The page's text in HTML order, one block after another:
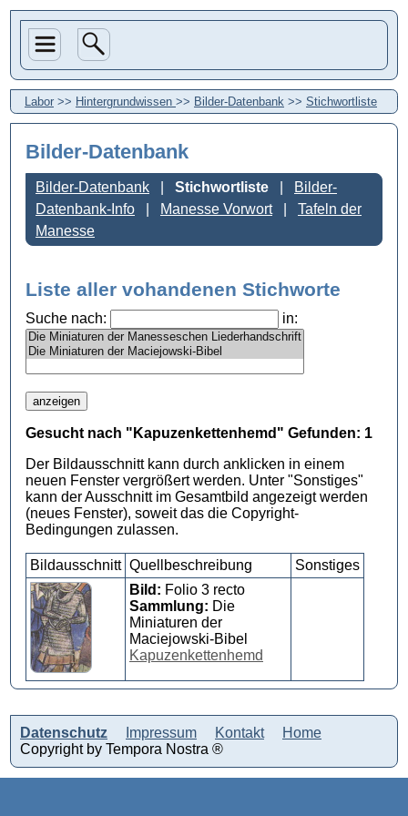
Labor >> Hintergrundwissen >> Bilder-Datenbank >> Stichwortliste
Bilder-Datenbank
Bilder-Datenbank Stichwortliste
Bilder-
Datenbank-Info
Manesse Vorwort
Tafeln der
Manesse
Liste aller vohandenen Stichworte
Suche nach: in:
Gesucht nach "Kapuzenkettenhemd" Gefunden: 1
Der Bildausschnitt kann durch anklicken in einem
neuen Fenster vergrößert werden. Unter "Sonstiges"
kann der Ausschnitt im Gesamtbild angezeigt werden
(neues Fenster), soweit das die Copyright-
Bedingungen zulassen.
Bildausschnitt Quellbeschreibung
Sonstiges
Bild: Folio 3 recto
Sammlung: Die
Miniaturen der
Maciejowski-Bibel
Kapuzenkettenhemd
Datenschutz Impressum Kontakt
Home
Copyright by Tempora Nostra ®